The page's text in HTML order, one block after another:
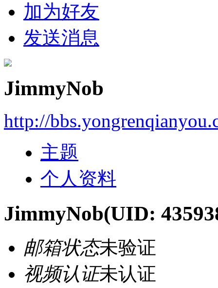
加为好友
发送消息
JimmyNob
http://
主题
个人资料
JimmyNob(UID:
邮箱状态未验证
视频认证未认证